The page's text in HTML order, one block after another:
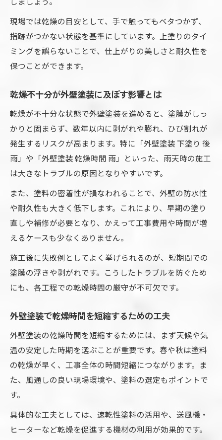
現場では乾燥の目安として、手で触ってもベタつかず、
指跡がつかない状態を基準にしています。上塗りのタイ
ミングを誤らないことで、仕上がりの美しさと耐久性を
保つことができます。
乾燥不十分が外壁塗装に及ぼす影響とは
乾燥が不十分な状態で外壁塗装を進めると、塗膜がしっ
かりと固まらず、数年以内に剥がれや膨れ、ひび割れが
発生するリスクが高まります。特に「外壁塗装 下塗り 後
雨」や「外壁塗装 乾燥時間 雨」といった、雨天時の施工
は大きなトラブルの原因となりやすいです。
また、塗料の密着性が損なわれることで、外壁の防水性
や耐久性も大きく低下します。これにより、早期の塗り
直しや補修が必要となり、かえって工事費用や時間が増
えるケースも少なくありません。
施工後に失敗例としてよく挙げられるのが、短期間での
塗膜の浮きや剥がれです。こうしたトラブルを防ぐため
にも、各工程での乾燥時間の厳守が不可欠です。
外壁塗装で乾燥時間を短縮するための工夫
外壁塗装の乾燥時間を短縮するためには、まず天候や気
温の安定した時期を選ぶことが重要です。春や秋は塗料
の乾燥が早く、工事全体の時間短縮につながります。ま
た、風通しの良い現場環境や、塗料の選定もポイントで
す。
具体的な工夫としては、速乾性塗料の活用や、送風機・
ヒーターなど乾燥を促進する機材の利用が効果的です。